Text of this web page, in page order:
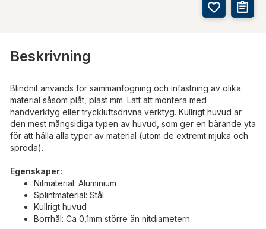
Beskrivning
Blindnit används för sammanfogning och infästning av olika
material såsom plåt, plast mm. Lätt att montera med
handverktyg eller tryckluftsdrivna verktyg. Kullrigt huvud är
den mest mångsidiga typen av huvud, som ger en bärande yta
för att hålla alla typer av material (utom de extremt mjuka och
spröda).
Egenskaper:
Nitmaterial: Aluminium
Splintmaterial: Stål
Kullrigt huvud
Borrhål: Ca 0,1mm större än nitdiametern.